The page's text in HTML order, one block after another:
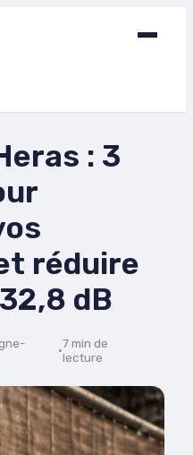
: 3
réduire
dB
·7 min de
lecture